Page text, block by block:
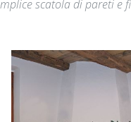
scatola di pareti e